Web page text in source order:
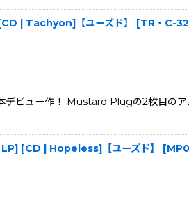
| Tachyon]【ユーズド】 [TR・C-
ビュー作！ Mustard Plugの2枚目の
[CD | Hopeless]【ユーズド】 [